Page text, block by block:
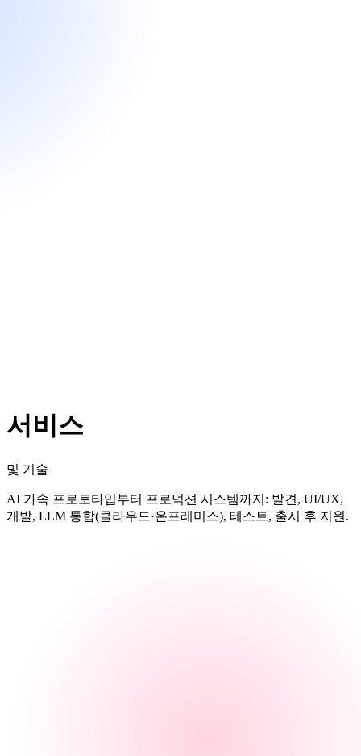
서비스
및 기술
AI 가속 프로토타입부터 프로덕션 시스템까지: 발견, UI/UX,
개발, LLM 통합(클라우드·온프레미스), 테스트, 출시 후 지원.